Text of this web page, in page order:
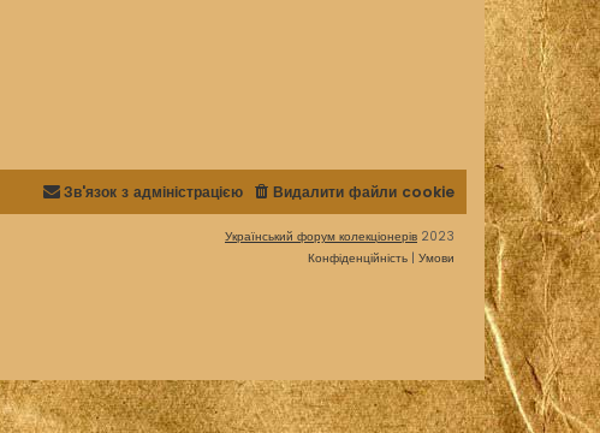
Видалити файли cookie
Зв'язок з адміністрацією
Український форум колекціонерів 2023
Конфіденційність | Умови